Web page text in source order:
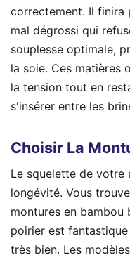
correctement. Il finira
mal dégrossi qui
souplesse optimale,
la soie. Ces matières
la tension tout en
s'insérer entre les
Choisir La
Le squelette de votre
longévité. Vous
montures en bambou
poirier est
très bien. Les